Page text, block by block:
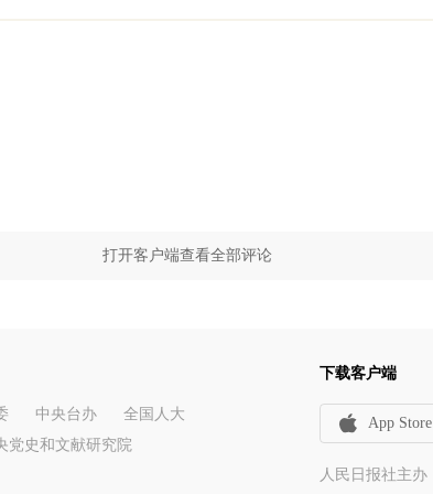
打开客户端查看全部评论
中央台办
全国人大
党史和文献研究院
下载客户端
App Store
人民日报社主办